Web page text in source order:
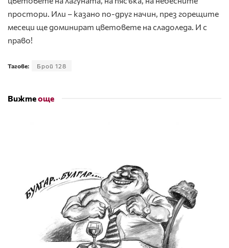
простори. Или – казано по-друг начин, през горещите
месеци ще доминират цветовете на сладоледа. И с
право!
Тагове: Брой 128
Вижтеоще